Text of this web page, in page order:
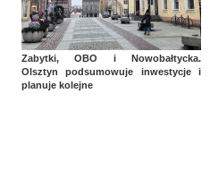
Zabytki, OBO i Nowobałtycka.
Olsztyn podsumowuje inwestycje i
planuje kolejne